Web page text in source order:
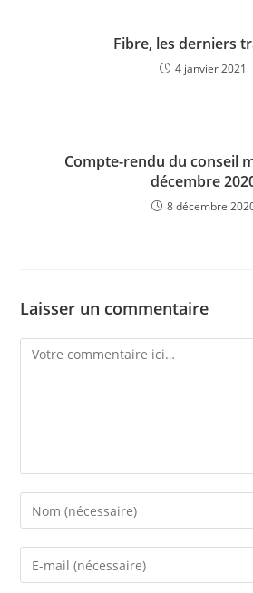
Fibre, les derniers
4 janvier 2021
Compte-rendu du conseil
décembre
8 décembre
Laisser un commentaire
Comment
Enter
your
name
Enter
your